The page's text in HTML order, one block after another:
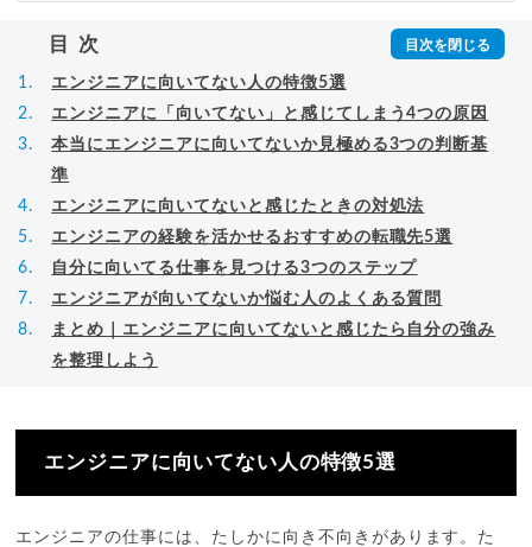
」の総再生回数は2,000
成功する転職面接」「キャリア
ロジック」
▸
詳細プロフィール （amazon ）
目次
エンジニアに向いてない人の特徴5選
エンジニアに「向いてない」と感じてしまう4つの原因
本当にエンジニアに向いてないか見極める3つの判断基
準
エンジニアに向いてないと感じたときの対処法
エンジニアの経験を活かせるおすすめの転職先5選
自分に向いてる仕事を見つける3つのステップ
エンジニアが向いてないか悩む人のよくある質問
まとめ｜エンジニアに向いてないと感じたら自分の強み
を整理しよう
エンジニアに向いてない人の特徴5選
エンジニアの仕事には、たしかに向き不向きがあります。た